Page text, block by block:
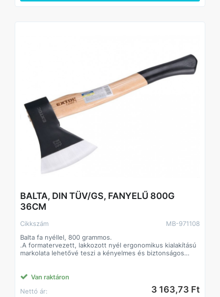
• Általános barkács munkák
BALTA, DIN TÜV/GS, FANYELŰ 800G
36CM
Cikkszám
MB-971108
Balta fa nyéllel, 800 grammos.
.A formatervezett, lakkozott nyél ergonomikus kialakítású
markolata lehetővé teszi a kényelmes és biztonságos
Van raktáron
Nettó ár:
3 163,73 Ft